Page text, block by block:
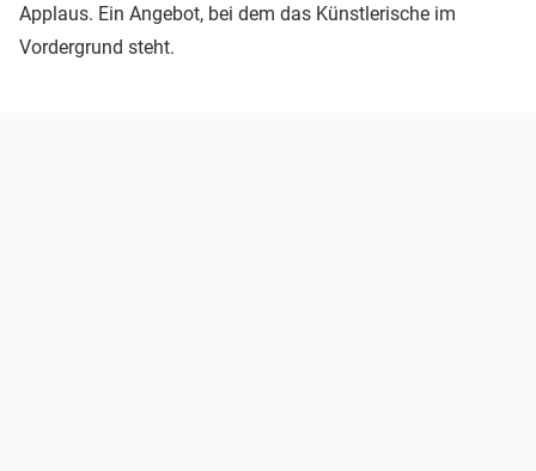
Applaus. Ein Angebot, bei dem das Künstlerische im
Vordergrund steht.